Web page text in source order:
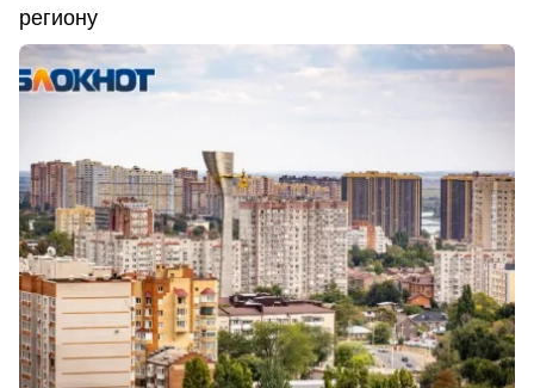
региону